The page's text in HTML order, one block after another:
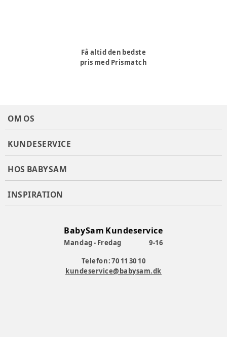
Få altid den bedste
pris med Prismatch
OM OS
KUNDESERVICE
HOS BABYSAM
INSPIRATION
BabySam Kundeservice
Mandag - Fredag
9-16
Telefon: 70 11 30 10
kundeservice@babysam.dk